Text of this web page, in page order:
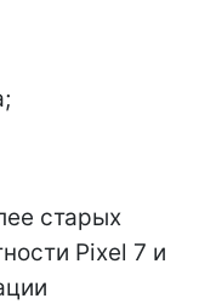
старых
Pixel 7 и